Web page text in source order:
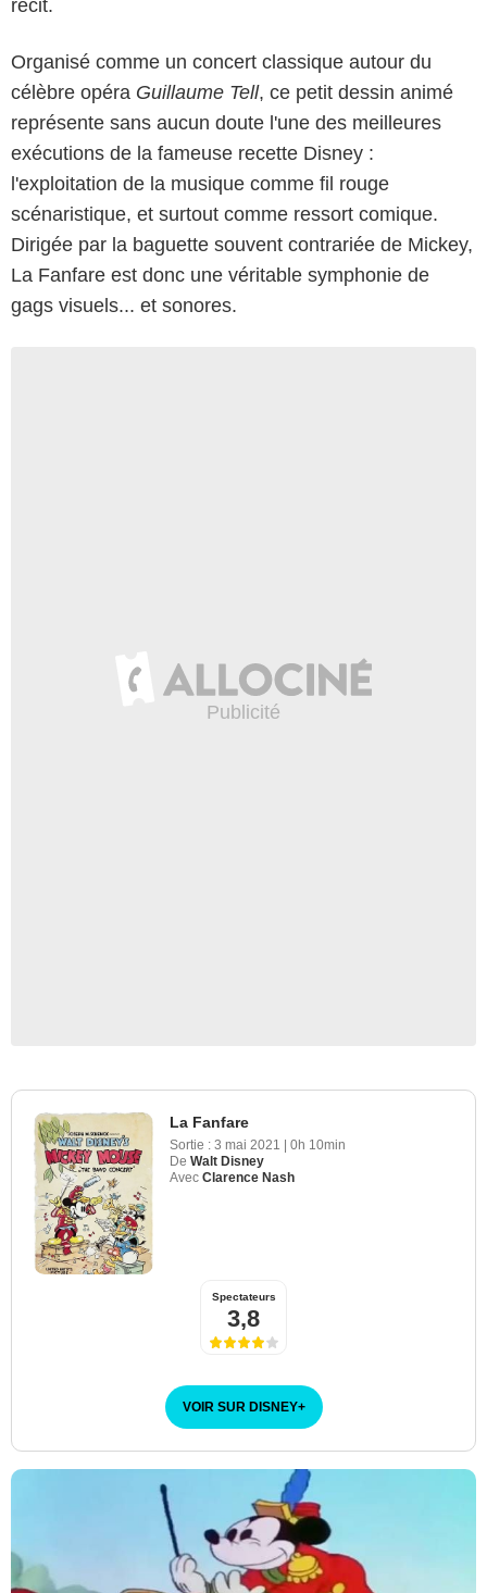
récit.
Organisé comme un concert classique autour du
célèbre opéra Guillaume Tell, ce petit dessin animé
représente sans aucun doute l'une des meilleures
exécutions de la fameuse recette Disney :
l'exploitation de la musique comme fil rouge
scénaristique, et surtout comme ressort comique.
Dirigée par la baguette souvent contrariée de Mickey,
La Fanfare est donc une véritable symphonie de
gags visuels... et sonores.
La Fanfare
Sortie : 3 mai 2021
0h 10min
De Walt Disney
Avec Clarence Nash
Spectateurs
3,8
VOIR SUR DISNEY+
Walt Disney Animation Studios